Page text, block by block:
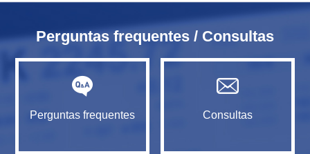
Perguntas frequentes / Consultas
Perguntas frequentes Consultas